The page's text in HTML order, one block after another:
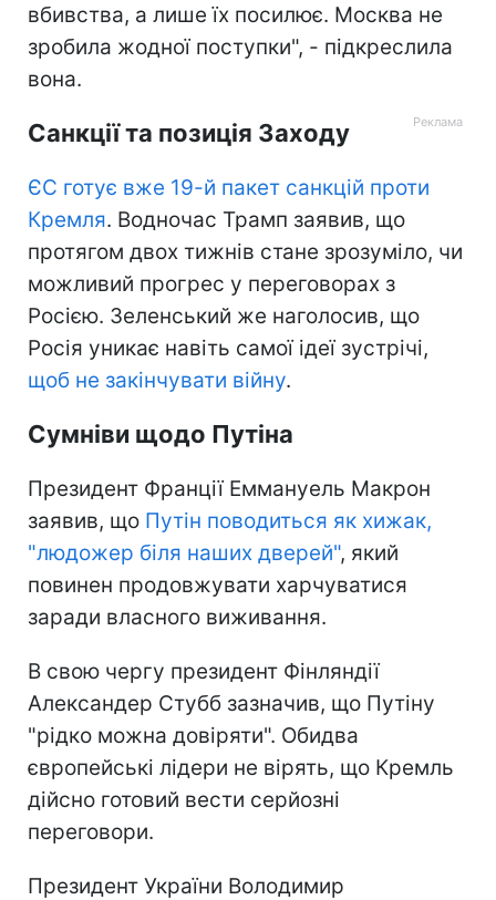
вбивства, а лише їх посилює. Москва не
зробила жодної поступки", - підкреслила
вона.
Санкції та позиція Заходу
ЄС готує вже 19-й пакет санкцій проти
Кремля. Водночас Трамп заявив, що
протягом двох тижнів стане зрозуміло, чи
можливий прогрес у переговорах з
Росією. Зеленський же наголосив, що
Росія уникає навіть самої ідеї зустрічі,
щоб не закінчувати війну.
Сумніви щодо Путіна
Президент Франції Еммануель Макрон
заявив, що Путін поводиться як хижак,
"людожер біля наших дверей", який
повинен продовжувати харчуватися
заради власного виживання.
В свою чергу президент Фінляндії
Александер Стубб зазначив, що Путіну
"рідко можна довіряти". Обидва
європейські лідери не вірять, що Кремль
дійсно готовий вести серйозні
переговори.
Президент України Володимир